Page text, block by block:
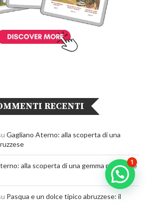
RECENTI
Gagliano Aterno: alla scoperta di una
alla scoperta di una gemma medievale
Pasqua e un dolce tipico abruzzese: il
1